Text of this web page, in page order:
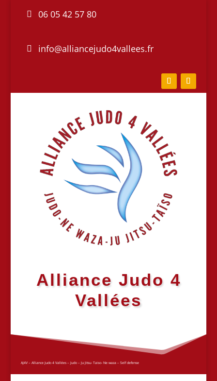
06 05 42 57 80
info@alliancejudo4vallees.fr
Alliance Judo 4
Vallées
AJ4V – Alliance Judo 4 Vallées – Judo – Ju Jitsu- Taiso- Ne waza – Self defense